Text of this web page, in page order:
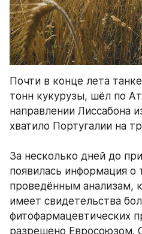
Почти в конце лета
тонн кукурузы, шёл по
направлении Лиссабона
хватило Португалии на
За несколько дней до
появилась информация о
проведённым анализам,
имеет свидетельства
фитофармацевтических
разрешено Евросоюзом.